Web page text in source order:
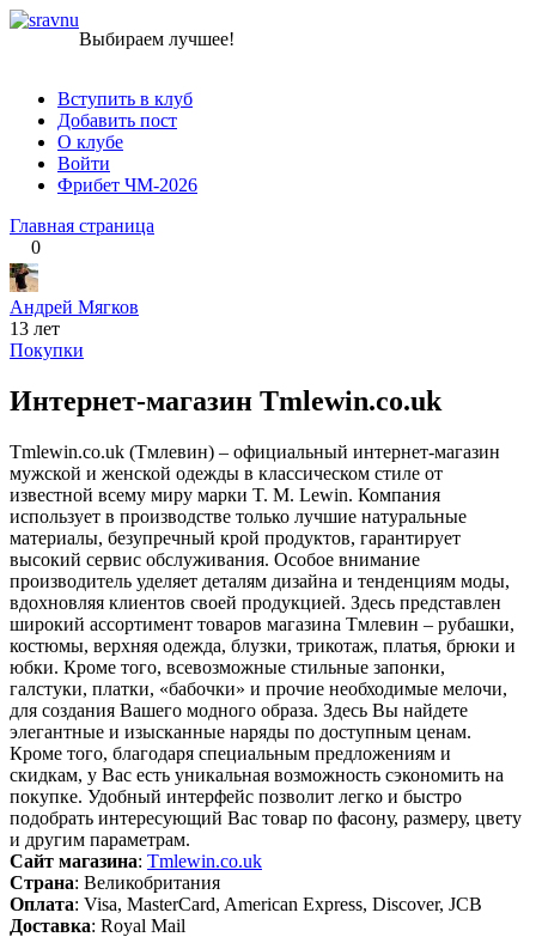
Перейти
sravnu
Выбираем лучшее!
Вступить в клуб
Добавить пост
О клубе
Войти
Фрибет ЧМ-2026
Главная страница
0
Андрей Мягков
13 лет
Покупки
Интернет-магазин Tmlewin.co.uk
Tmlewin.co.uk (Тмлевин) – официальный интернет-магазин
мужской и женской одежды в классическом стиле от
известной всему миру марки T. M. Lewin. Компания
использует в производстве только лучшие натуральные
материалы, безупречный крой продуктов, гарантирует
высокий сервис обслуживания. Особое внимание
производитель уделяет деталям дизайна и тенденциям моды,
вдохновляя клиентов своей продукцией. Здесь представлен
широкий ассортимент товаров магазина Тмлевин – рубашки,
костюмы, верхняя одежда, блузки, трикотаж, платья, брюки и
юбки. Кроме того, всевозможные стильные запонки,
галстуки, платки, «бабочки» и прочие необходимые мелочи,
для создания Вашего модного образа. Здесь Вы найдете
элегантные и изысканные наряды по доступным ценам.
Кроме того, благодаря специальным предложениям и
скидкам, у Вас есть уникальная возможность сэкономить на
покупке. Удобный интерфейс позволит легко и быстро
подобрать интересующий Вас товар по фасону, размеру, цвету
и другим параметрам.
Сайт магазина: Tmlewin.co.uk
Страна: Великобритания
Оплата: Visa, MasterCard, American Express, Discover, JCB
Доставка: Royal Mail